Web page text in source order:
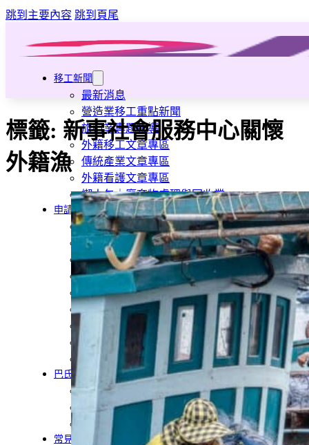
跳到主要內容 跳到頁尾
移工新聞
最新消息
營造業移工重點新聞
旅宿業專題報導
外籍移工文章專區
傳統產業文章專區
外籍看護文章專區
懶人包｜廢棄物處理與回收業
申請專區
家庭幫傭
家庭看護
機構看護
資源回收業移工
製造業移工
白領專業移工
農業移工
營造業移工
餐飲旅宿-實習生專區
巴氏量表
「3分鐘」巴氏量表評估
巴氏量表是什麼?
多元免評
常見問題
標籤: 新事社會服務中心關懷
外籍漁